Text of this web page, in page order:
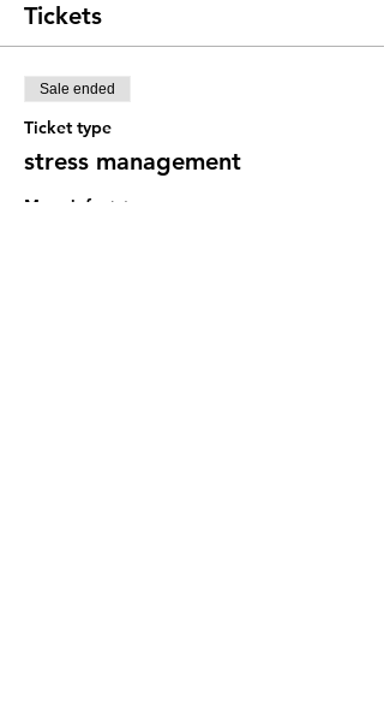
Tickets
Sale ended
Ticket type
stress management
More info